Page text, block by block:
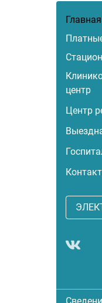
Главная
центр
Центр